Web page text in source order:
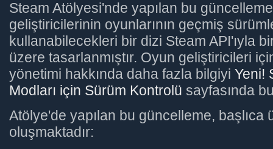
Steam Atölyesi'nde yapılan bu
geliştiricilerinin oyunlarının geçmiş
kullanabilecekleri bir dizi Steam API'ıyla
üzere tasarlanmıştır. Oyun geliştiricileri
yönetimi hakkında daha fazla bilgiyi Yeni!
Modları için Sürüm Kontrolü sayfasında
Atölye'de yapılan bu güncelleme, başlıca
oluşmaktadır: